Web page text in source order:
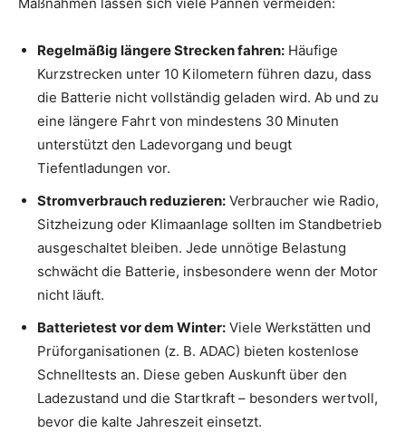
Regelmäßig längere Strecken fahren: Häufige
Kurzstrecken unter 10 Kilometern führen dazu, dass
die Batterie nicht vollständig geladen wird. Ab und zu
eine längere Fahrt von mindestens 30 Minuten
unterstützt den Ladevorgang und beugt
Tiefentladungen vor.
Stromverbrauch reduzieren: Verbraucher wie Radio,
Sitzheizung oder Klimaanlage sollten im Standbetrieb
ausgeschaltet bleiben. Jede unnötige Belastung
schwächt die Batterie, insbesondere wenn der Motor
nicht läuft.
Batterietest vor dem Winter: Viele Werkstätten und
Prüforganisationen (z. B. ADAC) bieten kostenlose
Schnelltests an. Diese geben Auskunft über den
Ladezustand und die Startkraft – besonders wertvoll,
bevor die kalte Jahreszeit einsetzt.